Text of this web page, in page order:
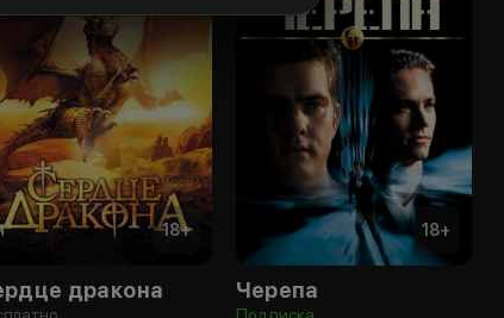
18+
дракона
18+
Черепа